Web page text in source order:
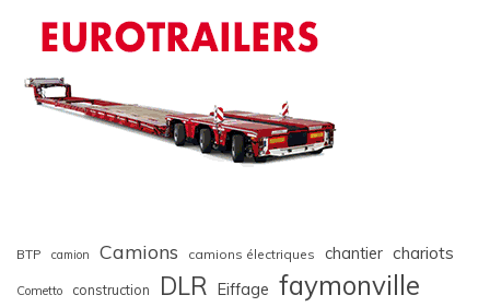
BTP camion Camions camions électriques chantier chariots
Cometto construction DLR Eiffage faymonville